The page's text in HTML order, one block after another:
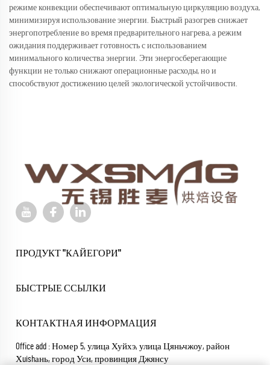
режиме конвекции обеспечивают оптимальную циркуляцию воздуха,
минимизируя использование энергии. Быстрый разогрев снижает
энергопотребление во время предварительного нагрева, а режим
ожидания поддерживает готовность с использованием
минимального количества энергии. Эти энергосберегающие
функции не только снижают операционные расходы, но и
способствуют достижению целей экологической устойчивости.
ПРОДУКТ "КАЙЕГОРИ"
БЫСТРЫЕ ССЫЛКИ
КОНТАКТНАЯ ИНФОРМАЦИЯ
Office add : Номер 5, улица Хуйхэ, улица Цяньчжоу, район
Хuishань, город Уси, провинция Джянсу